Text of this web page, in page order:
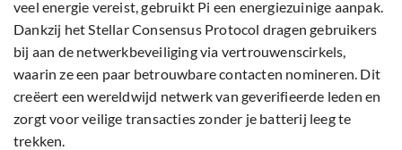
veel energie vereist, gebruikt Pi een energiezuinige aanpak.
Dankzij het Stellar Consensus Protocol dragen gebruikers
bij aan de netwerkbeveiliging via vertrouwenscirkels,
waarin ze een paar betrouwbare contacten nomineren. Dit
creëert een wereldwijd netwerk van geverifieerde leden en
zorgt voor veilige transacties zonder je batterij leeg te
trekken.